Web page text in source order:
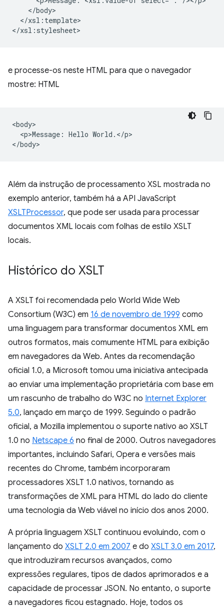
</xsl:template>
e processe-os neste HTML para que o navegador
mostre: HTML
<body>
  <p>Message: Hello World.</p>
Além da instrução de processamento XSL mostrada no
exemplo anterior, também há a API JavaScript
XSLTProcessor, que pode ser usada para processar
documentos XML locais com folhas de estilo XSLT
locais.
Histórico do XSLT
A XSLT foi recomendada pelo World Wide Web
Consortium (W3C) em 16 de novembro de 1999 como
uma linguagem para transformar documentos XML em
outros formatos, mais comumente HTML para exibição
em navegadores da Web. Antes da recomendação
oficial 1.0, a Microsoft tomou uma iniciativa antecipada
ao enviar uma implementação proprietária com base em
um rascunho de trabalho do W3C no Internet Explorer
5.0, lançado em março de 1999. Seguindo o padrão
oficial, a Mozilla implementou o suporte nativo ao XSLT
1.0 no Netscape 6 no final de 2000. Outros navegadores
importantes, incluindo Safari, Opera e versões mais
recentes do Chrome, também incorporaram
processadores XSLT 1.0 nativos, tornando as
transformações de XML para HTML do lado do cliente
uma tecnologia da Web viável no início dos anos 2000.
A própria linguagem XSLT continuou evoluindo, com o
lançamento do XSLT 2.0 em 2007 e do XSLT 3.0 em 2017,
que introduziram recursos avançados, como
expressões regulares, tipos de dados aprimorados e a
capacidade de processar JSON. No entanto, o suporte
a navegadores ficou estagnado. Hoje, todos os